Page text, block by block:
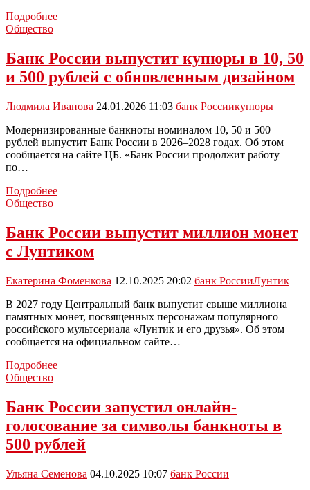
ПодробнееВ
рассказали,
какие
банкноты
чаще
всего
Общество
Банк России выпустит купюры в 10, 50
и 500 рублей с обновленным дизайном
Людмила Иванова 24.01.2026 11:03 банк Россиикупюры
Модернизированные банкноты номиналом 10, 50 и 500
рублей выпустит Банк России в 2026–2028 годах. Об этом
сообщается на сайте ЦБ. «Банк России продолжит работу
по…
ПодробнееБанк
купюры
в
10,
и
500
рублей
с
обновленным
дизайном
Общество
Банк России выпустит миллион монет
с Лунтиком
Екатерина Фоменкова 12.10.2025 20:02 банк РоссииЛунтик
В 2027 году Центральный банк выпустит свыше миллиона
памятных монет, посвященных персонажам популярного
российского мультсериала «Лунтик и его друзья». Об этом
сообщается на официальном сайте…
ПодробнееБанк
миллион
монет
с
Лунтиком
Общество
Банк России запустил онлайн-
голосование за символы банкноты в
500 рублей
Ульяна Семенова 04.10.2025 10:07 банк России